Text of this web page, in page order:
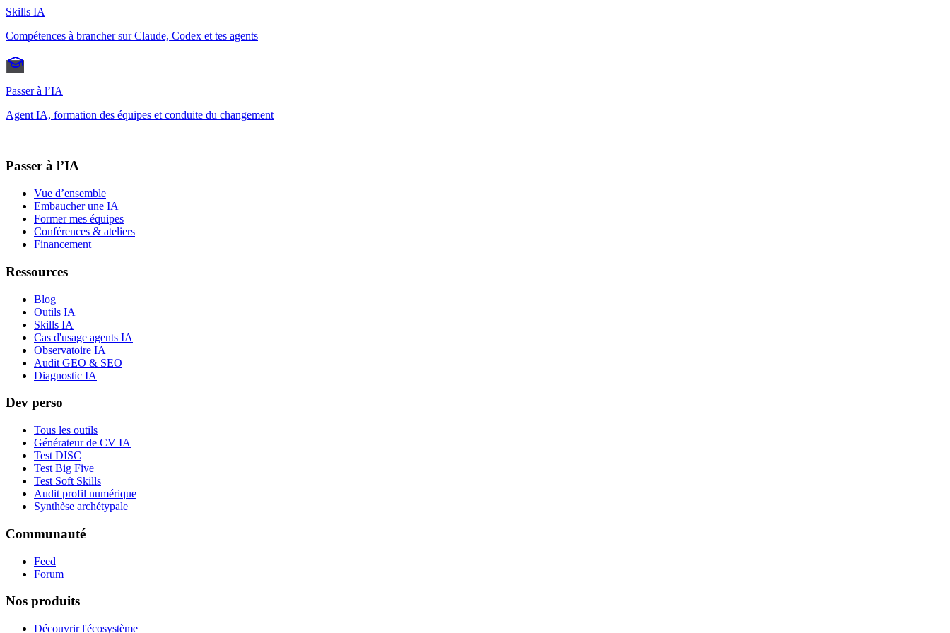
Skills IA
Compétences à brancher sur Claude, Codex et tes agents
Passer à l’IA
Agent IA, formation des équipes et conduite du changement
Passer à l’IA
Vue d’ensemble
Embaucher une IA
Former mes équipes
Conférences & ateliers
Financement
Ressources
Blog
Outils IA
Skills IA
Cas d'usage agents IA
Observatoire IA
Audit GEO & SEO
Diagnostic IA
Dev perso
Tous les outils
Générateur de CV IA
Test DISC
Test Big Five
Test Soft Skills
Audit profil numérique
Synthèse archétypale
Communauté
Feed
Forum
Nos produits
Découvrir l'écosystème